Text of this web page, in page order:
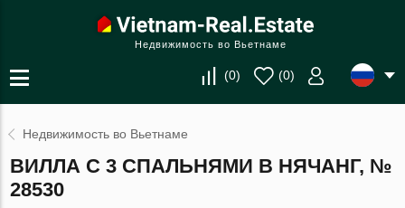
Недвижимость во Вьетнаме
(0) (0)
Недвижимость во Вьетнаме
ВИЛЛА С 3 СПАЛЬНЯМИ В НЯЧАНГ, №
28530